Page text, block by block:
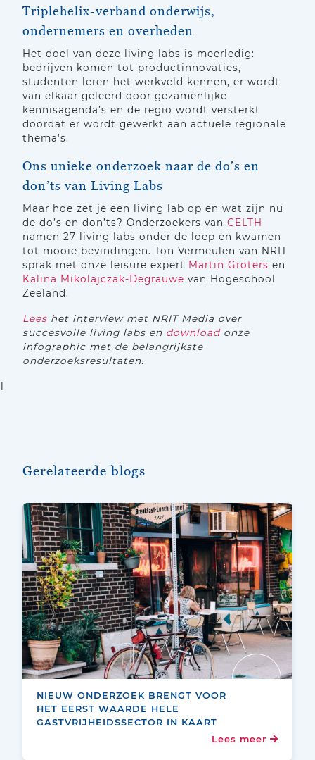
Triplehelix-verband onderwijs,
ondernemers en overheden
Het doel van deze living labs is meerledig:
bedrijven komen tot productinnovaties,
studenten leren het werkveld kennen, er wordt
van elkaar geleerd door gezamenlijke
kennisagenda’s en de regio wordt versterkt
doordat er wordt gewerkt aan actuele regionale
thema’s.
Ons unieke onderzoek naar de do’s en
don’ts van Living Labs
Maar hoe zet je een living lab op en wat zijn nu
de do’s en don’ts? Onderzoekers van CELTH
namen 27 living labs onder de loep en kwamen
tot mooie bevindingen. Ton Vermeulen van NRIT
sprak met onze leisure expert Martin Groters en
Kalina Mikolajczak-Degrauwe van Hogeschool
Zeeland.
Lees het interview met NRIT Media over
succesvolle living labs en downloadonze
infographic met de belangrijkste
onderzoeksresultaten.
1
Gerelateerde blogs
NIEUW ONDERZOEK BRENGT VOOR
HET EERST WAARDE HELE
GASTVRIJHEIDSSECTOR IN KAART
Lees meer